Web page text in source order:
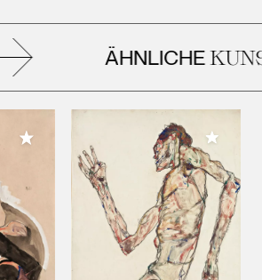
ÄHNLICHE
Meiner Sammlung hinzufügen Meiner